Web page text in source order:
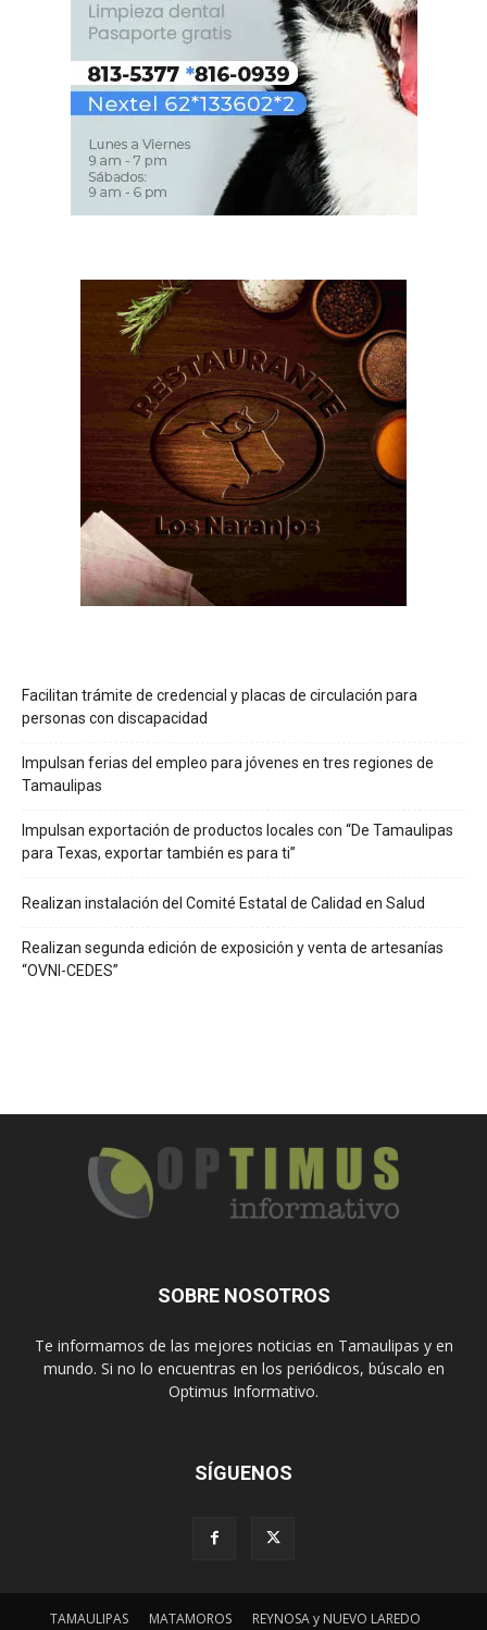
Facilitan trámite de credencial y placas de circulación para
personas con discapacidad
Impulsan ferias del empleo para jóvenes en tres regiones de
Tamaulipas
Impulsan exportación de productos locales con “De Tamaulipas
para Texas, exportar también es para ti”
Realizan instalación del Comité Estatal de Calidad en Salud
Realizan segunda edición de exposición y venta de artesanías
“OVNI-CEDES”
SOBRE NOSOTROS
Te informamos de las mejores noticias en Tamaulipas y en
mundo. Si no lo encuentras en los periódicos, búscalo en
Optimus Informativo.
SÍGUENOS
TAMAULIPAS MATAMOROS REYNOSA y NUEVO LAREDO